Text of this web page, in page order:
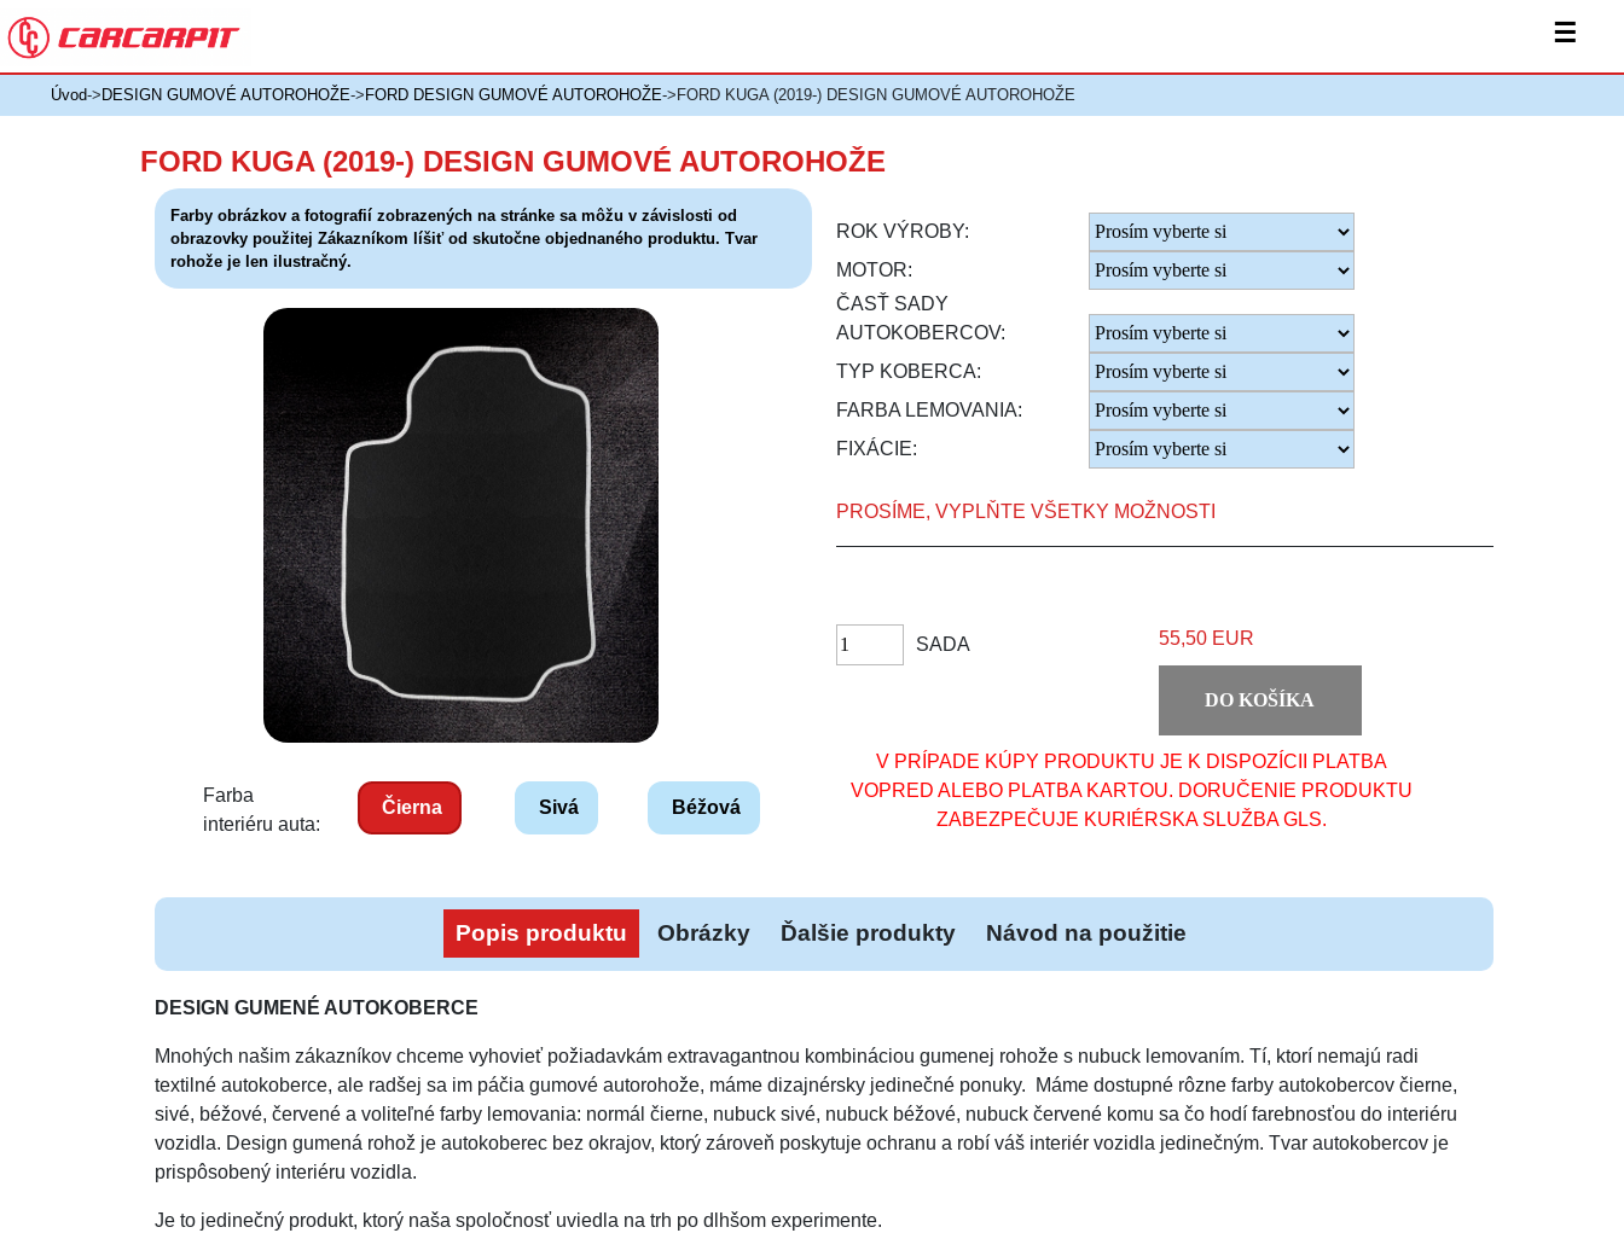
☰
Úvod-> DESIGN GUMOVÉ AUTOROHOŽE-> FORD DESIGN GUMOVÉ AUTOROHOŽE->FORD KUGA (2019-) DESIGN GUMOVÉ AUTOROHOŽE
FORD KUGA (2019-) DESIGN GUMOVÉ AUTOROHOŽE
Farby obrázkov a fotografií zobrazených na stránke sa môžu v závislosti od
obrazovky použitej Zákazníkom líšiť od skutočne objednaného produktu. Tvar
rohože je len ilustračný.
Farba
interiéru auta:
Čierna Sivá Béžová
ROK VÝROBY:
MOTOR:
ČASŤ SADY
AUTOKOBERCOV:
TYP KOBERCA:
FARBA LEMOVANIA:
FIXÁCIE:
PROSÍME, VYPLŇTE VŠETKY MOŽNOSTI
SADA 55,50 EUR
DO KOŠÍKA
V PRÍPADE KÚPY PRODUKTU JE K DISPOZÍCII PLATBA
VOPRED ALEBO PLATBA KARTOU. DORUČENIE PRODUKTU
ZABEZPEČUJE KURIÉRSKA SLUŽBA GLS.
Popis produktu Obrázky Ďalšie produkty Návod na použitie
DESIGN GUMENÉ AUTOKOBERCE
Mnohých našim zákazníkov chceme vyhovieť požiadavkám extravagantnou kombináciou gumenej rohože s nubuck lemovaním. Tí, ktorí nemajú radi
textilné autokoberce, ale radšej sa im páčia gumové autorohože, máme dizajnérsky jedinečné ponuky. Máme dostupné rôzne farby autokobercov čierne,
sivé, béžové, červené a voliteľné farby lemovania: normál čierne, nubuck sivé, nubuck béžové, nubuck červené komu sa čo hodí farebnosťou do interiéru
vozidla. Design gumená rohož je autokoberec bez okrajov, ktorý zároveň poskytuje ochranu a robí váš interiér vozidla jedinečným. Tvar autokobercov je
prispôsobený interiéru vozidla.
Je to jedinečný produkt, ktorý naša spoločnosť uviedla na trh po dlhšom experimente.